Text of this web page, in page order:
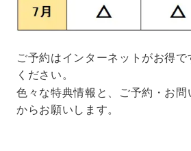
ご予約はインターネットがお得
ください。
色々な特典情報と、ご予約・お問
からお願いします。